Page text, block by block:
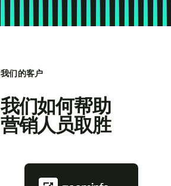
我们的客户
我们如何帮助
营销人员取胜